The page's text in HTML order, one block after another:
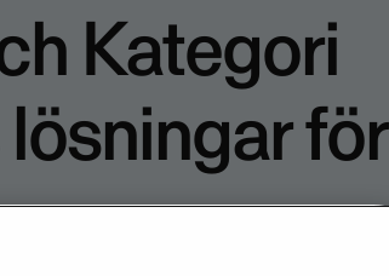
Kategori
för